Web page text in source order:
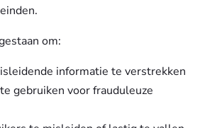
om:
informatie te verstrekken
gebruiken voor frauduleuze